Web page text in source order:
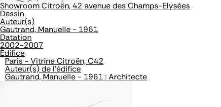
Showroom Citroën, 42 avenue des Champs-Elysées
Dessin
Auteur(s)
Gautrand, Manuelle - 1961
Datation
2002-2007
Édifice
Paris - Vitrine Citroën, C42
Auteur(s) de l'édifice
Gautrand, Manuelle - 1961 : Architecte